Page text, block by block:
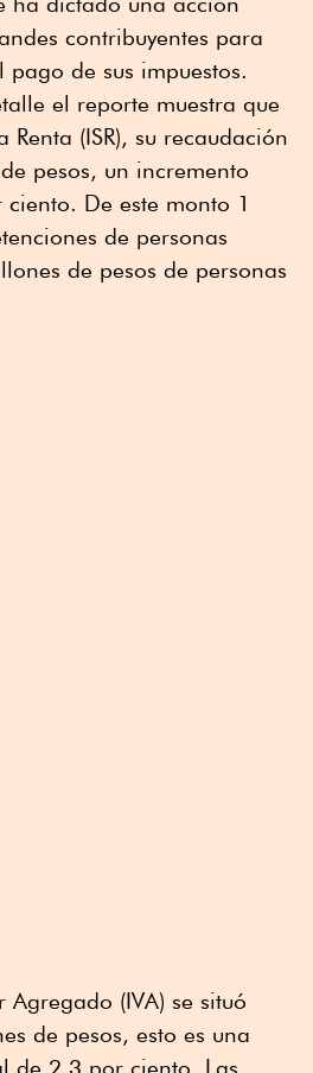
contribuyentes para
de sus impuestos.
el reporte muestra que
Renta (ISR), su recaudación
pesos, un incremento
De este monto 1
de personas
de pesos de personas
Agregado (IVA) se situó
de pesos, esto es una
de 2.3 por ciento. Las